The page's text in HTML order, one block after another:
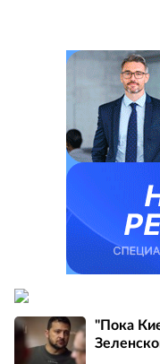
"Пока